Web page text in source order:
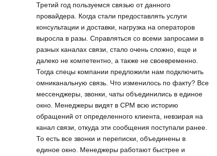
Третий год пользуемся связью от данного
провайдера. Когда стали предоставлять услуги
консультации и доставки, нагрузка на операторов
выросла в разы. Справляться со всеми запросами в
разных каналах связи, стало очень сложно, еще и
далеко не компетентно, а также не своевременно.
Тогда спецы компании предложили нам подключить
омниканальную связь. Что изменилось по факту? Все
мессенджеры, звонки, чаты объединились в единое
окно. Менеджеры видят в СРМ всю историю
обращений от определенного клиента, невзирая на
канал связи, откуда эти сообщения поступали ранее.
То есть все звонки и переписки, объединены в
единое окно. Менеджеры работают быстрее и